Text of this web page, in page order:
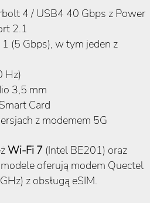
4 / USB4 40 Gbps z Power
2.1
(5 Gbps), w tym jeden z
Hz)
3,5 mm
Card
z modemem 5G
Wi-Fi 7 (Intel BE201) oraz
oferują modem Quectel
z obsługą eSIM.